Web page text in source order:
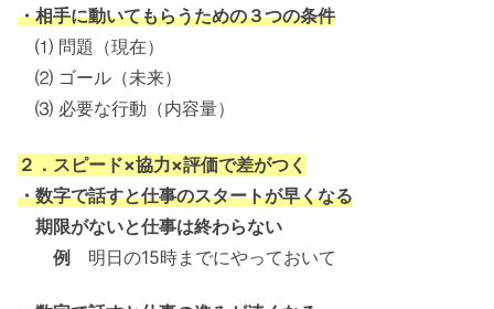
・相手に動いてもらうための３つの条件
⑴ 問題（現在）
⑵ ゴール（未来）
⑶ 必要な行動（内容量）
２．スピード×協力×評価で差がつく
・数字で話すと仕事のスタートが早くなる
期限がないと仕事は終わらない
例 明日の15時までにやっておいて